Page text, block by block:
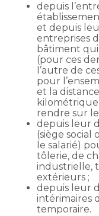
depuis
et depuis
entreprises
bâtiment
(pour ces
l’autre de
pour
et la
rendre sur
depuis leur
(siège
le salarié)
tôlerie, de
industrielle,
extérieurs ;
depuis leur
intérimaires
temporaire.